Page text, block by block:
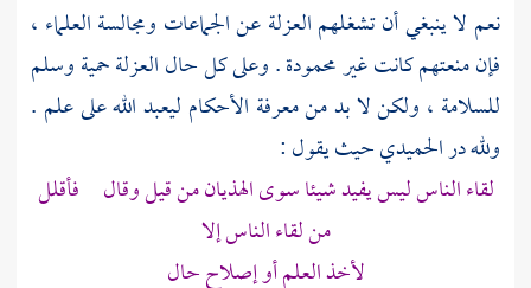
نعم لا ينبغي أن تشغلهم العزلة عن الجماعات ومجالسة العلماء ،
فإن منعتهم كانت غير محمودة . وعلى كل حال العزلة حمية وسلم
للسلامة ، ولكن لا بد من معرفة الأحكام ليعبد الله على علم .
ولله درالحميديحيث يقول :
لقاء الناس ليس يفيد شيئا سوى الهذيان من قيل وقال فأقلل
من لقاء الناس إلا
لأخذ العلم أو إصلاح حال